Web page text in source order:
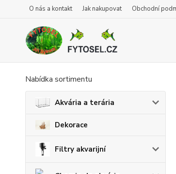
O nás a kontakt Jak nakupovat Obchodní
Nabídka sortimentu
Akvária a terária
Dekorace
Filtry akvarijní